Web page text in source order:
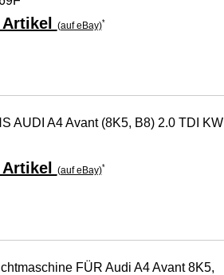
(auf eBay)*
AUDI A4 Avant (8K5, B8) 2.0 TDI KW
(auf eBay)*
FÜR Audi A4 Avant 8K5,